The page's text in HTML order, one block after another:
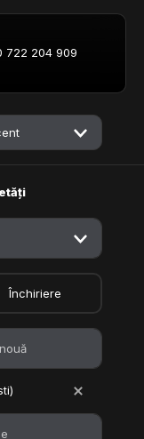
722 204 909
Închiriere